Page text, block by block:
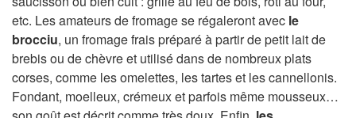
etc. Les amateurs de fromage se régaleront avec le
brocciu, un fromage frais préparé à partir de petit lait de
brebis ou de chèvre et utilisé dans de nombreux plats
corses, comme les omelettes, les tartes et les cannellonis.
Fondant, moelleux, crémeux et parfois même mousseux…